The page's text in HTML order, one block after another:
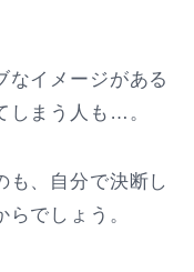
なイメージがある
しまう人も…。
も、自分で決断し
でしょう。